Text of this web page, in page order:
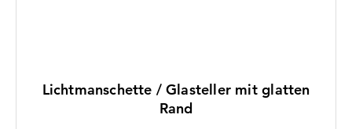
Lichtmanschette / Glasteller mit glatten
Rand